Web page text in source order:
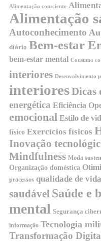
Alimentação consciente
Alimentação
Autoconhecimento
diário Bem-estar
bem-estar mental Consumo
interiores Desenvolvimento
interioresDicas
energética Eficiência
emocional Estilo de
físico Exercícios físicos
Inovação
Mindfulness Moda
Organização doméstica
processos qualidade de vida
saudável Saúde e
mental Segurança
informação Tecnologia
Transformação